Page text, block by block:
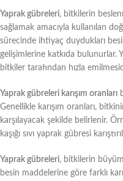
Yaprak gübreleri, bitkilerin
sağlamak amacıyla kullanılan
sürecinde ihtiyaç duydukları
gelişimlerine katkıda bulunurlar.
bitkiler tarafından hızla
Yaprak gübreleri karışım oranları
Genellikle karışım oranları,
karşılayacak şekilde belirlenir.
kaşığı sıvı yaprak gübresi
Yaprak gübreleri, bitkilerin
besin maddelerine göre farklı